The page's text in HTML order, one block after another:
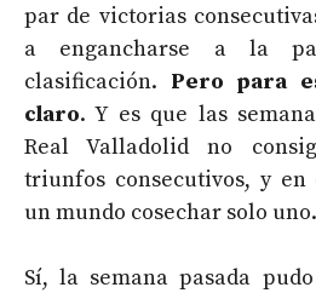
par de victorias
a engancharse a la
clasificación. Pero para
claro. Y es que las
Real Valladolid no
triunfos consecutivos, y en
un mundo cosechar solo uno.
Sí, la semana pasada